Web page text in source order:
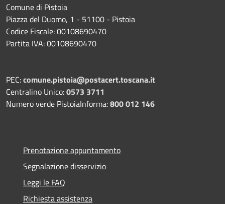
Comune di Pistoia
Piazza del Duomo, 1 - 51100 - Pistoia
Codice Fiscale: 00108690470
Partita IVA: 00108690470
PEC:comune.pistoia@postacert.toscana.it
Centralino Unico:0573 3711
Numero verde PistoiaInforma:800 012 146
Prenotazione appuntamento
Segnalazione disservizio
Leggi le FAQ
Richiesta assistenza